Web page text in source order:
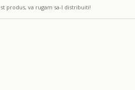
produs, va rugam sa-l distribuiti!